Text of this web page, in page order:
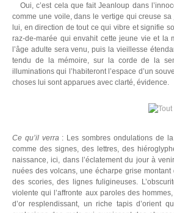
Oui, c’est cela que fait Jeanloup dans
comme une voile, dans le vertige qui creuse
lui, en direction de tout ce qui vibre et signifie
raz-de-marée qui envahit cette jeune vie et la
l’âge adulte sera venu, puis la vieillesse
tendu de la mémoire, sur la corde de la
illuminations qui l’habiteront l’espace d’un
choses lui sont apparues avec clarté, évidence.
Ce qu’il verra : Les sombres ondulations de
comme des signes, des lettres, des
naissance, ici, dans l’éclatement du jour à
nuées des volcans, une écharpe grise
des scories, des lignes fuligineuses.
violente qui l’affronte aux paroles des
d’or resplendissant, un riche tapis d’orient